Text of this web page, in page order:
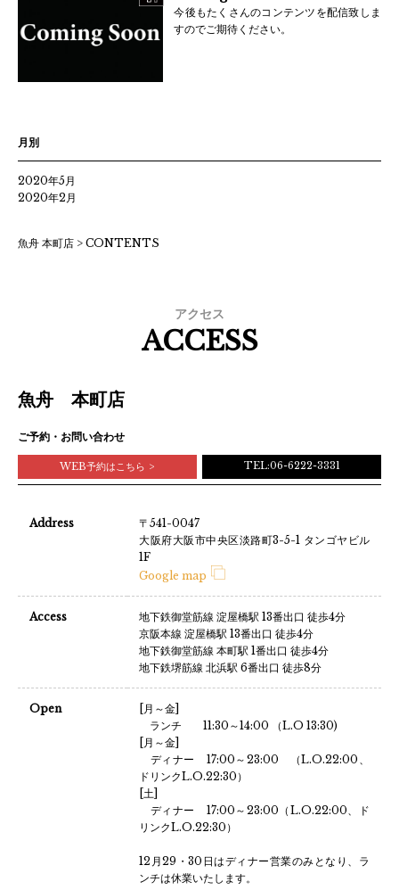
今後もたくさんのコンテンツを配信致しま
すのでご期待ください。
月別
2020年5月
2020年2月
魚舟 本町店 > CONTENTS
アクセス
ACCESS
魚舟 本町店
ご予約・お問い合わせ
WEB予約はこちら TEL:06-6222-3331
Address
〒541-0047
大阪府大阪市中央区淡路町3-5-1 タンゴヤビル
1F
Google map
Access
地下鉄御堂筋線 淀屋橋駅 13番出口 徒歩4分
京阪本線 淀屋橋駅 13番出口 徒歩4分
地下鉄御堂筋線 本町駅 1番出口 徒歩4分
地下鉄堺筋線 北浜駅 6番出口 徒歩8分
Open
[月～金]
ランチ 11:30～14:00 （L.O 13:30)
[月～金]
ディナー 17:00～23:00 （L.O.22:00、
ドリンクL.O.22:30）
[土]
ディナー 17:00～23:00（L.O.22:00、ド
リンクL.O.22:30）
12月29・30日はディナー営業のみとなり、ラ
ンチは休業いたします。